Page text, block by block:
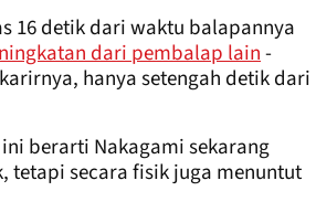
16 detik dari waktu balapannya
dari pembalap lain-
hanya setengah detik dari
berarti Nakagami sekarang
tetapi secara fisik juga menuntut